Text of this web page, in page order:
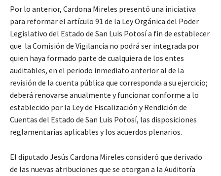
Por lo anterior, Cardona Mireles presentó una iniciativa
para reformar el artículo 91 de la Ley Orgánica del Poder
Legislativo del Estado de San Luis Potosí a fin de establecer
que la Comisión de Vigilancia no podrá ser integrada por
quien haya formado parte de cualquiera de los entes
auditables, en el periodo inmediato anterior al de la
revisión de la cuenta pública que corresponda a su ejercicio;
deberá renovarse anualmente y funcionar conforme a lo
establecido por la Ley de Fiscalización y Rendición de
Cuentas del Estado de San Luis Potosí, las disposiciones
reglamentarias aplicables y los acuerdos plenarios.
El diputado Jesús Cardona Mireles consideró que derivado
de las nuevas atribuciones que se otorgan a la Auditoría